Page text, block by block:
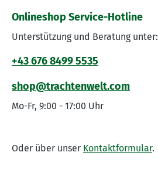
Onlineshop Service-Hotline
Unterstützung und Beratung unter:
+43 676 8499 5535
shop@trachtenwelt.com
Mo-Fr, 9:00 - 17:00 Uhr
Oder über unser Kontaktformular.